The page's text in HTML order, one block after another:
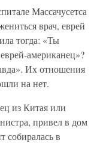
Массачусетса
врач, еврей
тогда: «Ты
американец»?
Их отношения
на нет.
из Китая или
привел в дом
собиралась в